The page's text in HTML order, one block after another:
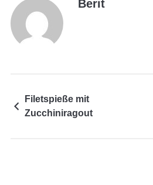
Berit
Filetspieße mit
Zucchiniragout